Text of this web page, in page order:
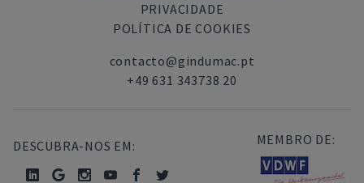
PRIVACIDADE
POLÍTICA DE COOKIES
contacto@gindumac.pt
+49 631 343738 20
DESCUBRA-NOS EM: MEMBRO DE: